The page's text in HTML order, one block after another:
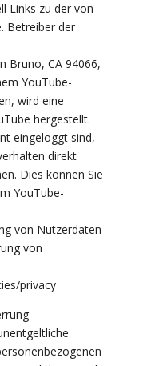
Links zu der von
Betreiber der
Bruno, CA 94066,
YouTube-
wird eine
hergestellt.
eingeloggt sind,
direkt
Dies können Sie
YouTube-
von Nutzerdaten
von
privacy